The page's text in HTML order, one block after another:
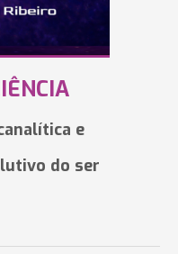
e
do ser